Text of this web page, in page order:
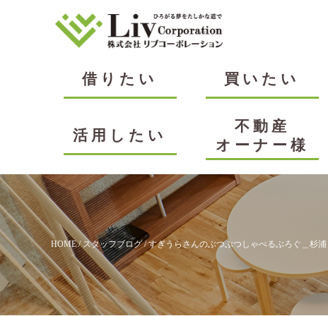
借りたい 買いたい
活用したい
不動産
オーナー様
HOME/スタッフブログ/すぎうらさんのぶつぶつしゃべるぶろぐ＿杉浦